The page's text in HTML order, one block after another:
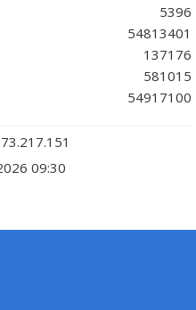
5396
54813401
137176
581015
54917100
09:30